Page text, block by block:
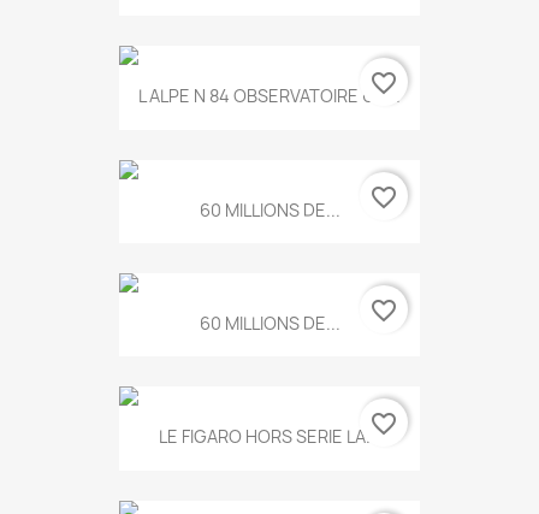
L ALPE N 84 OBSERVATOIRE UN...
favorite_border
60 MILLIONS DE... favorite_border
60 MILLIONS DE... favorite_border
LE FIGARO HORS SERIE LA...favorite_border